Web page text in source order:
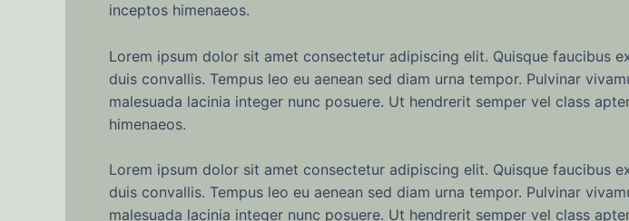
inceptos himenaeos.
Lorem ipsum dolor sit amet consectetur adipiscing elit. Quisque faucibus
duis convallis. Tempus leo eu aenean sed diam urna tempor. Pulvinar
malesuada lacinia integer nunc posuere. Ut hendrerit semper vel class
himenaeos.
Lorem ipsum dolor sit amet consectetur adipiscing elit. Quisque faucibus
duis convallis. Tempus leo eu aenean sed diam urna tempor. Pulvinar
malesuada lacinia integer nunc posuere. Ut hendrerit semper vel class